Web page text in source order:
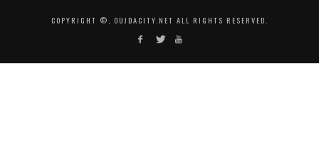
COPYRIGHT ©, OUJDACITY.NET ALL RIGHTS RESERVED.